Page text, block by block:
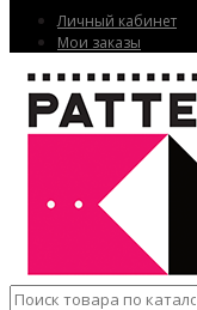
Личный кабинет
Мои заказы